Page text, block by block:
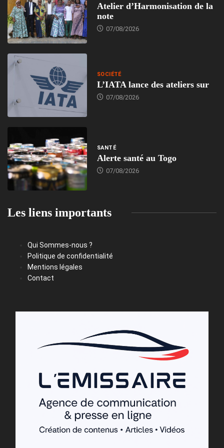
Atelier d’Harmonisation de la
note
07/08/2026
SOCIÉTÉ
L’IATA lance des ateliers sur
07/08/2026
SANTÉ
Alerte santé au Togo
07/08/2026
Les liens importants
Qui Sommes-nous ?
Politique de confidentialité
Mentions légales
Contact